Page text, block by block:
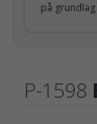
på
P-1598